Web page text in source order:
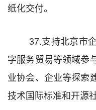
纸化交付。
37.支持北京市
字服务贸易等领域参
业协会、企业等探索
技术国际标准和开源社